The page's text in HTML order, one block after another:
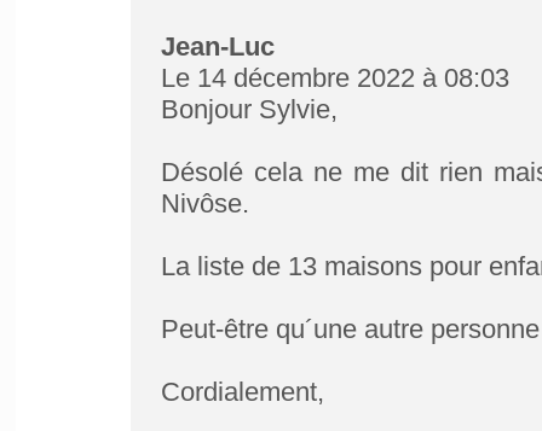
Jean-Luc
Le 14 décembre 2022 à 08:03
Bonjour Sylvie,
Désolé cela ne me dit rien
Nivôse.
La liste de 13 maisons pour
Peut-être qu´une autre
Cordialement,